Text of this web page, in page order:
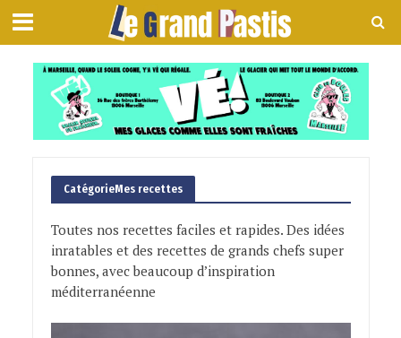
CatégorieMes recettes
Toutes nos recettes faciles et rapides. Des idées
inratables et des recettes de grands chefs super
bonnes, avec beaucoup d’inspiration
méditerranéenne